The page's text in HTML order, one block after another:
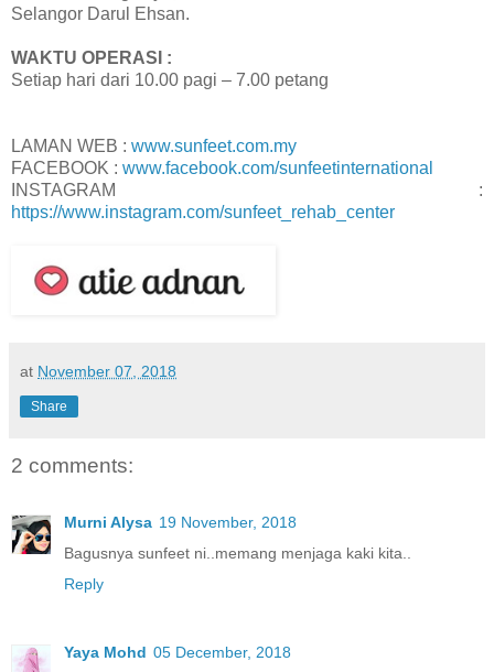
Selangor Darul Ehsan.
WAKTU OPERASI :
Setiap hari dari 10.00 pagi – 7.00 petang
LAMAN WEB : www.sunfeet.com.my
FACEBOOK : www.facebook.com/sunfeetinternational
INSTAGRAM :
https://www.instagram.com/sunfeet_rehab_center
at November 07, 2018
Share
2 comments:
Murni Alysa 19 November, 2018
Bagusnya sunfeet ni..memang menjaga kaki kita..
Reply
Yaya Mohd 05 December, 2018